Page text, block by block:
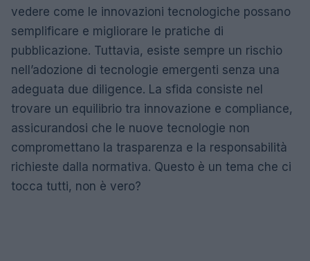
vedere come le innovazioni tecnologiche possano
semplificare e migliorare le pratiche di
pubblicazione. Tuttavia, esiste sempre un rischio
nell’adozione di tecnologie emergenti senza una
adeguata due diligence. La sfida consiste nel
trovare un equilibrio tra innovazione e compliance,
assicurandosi che le nuove tecnologie non
compromettano la trasparenza e la responsabilità
richieste dalla normativa. Questo è un tema che ci
tocca tutti, non è vero?